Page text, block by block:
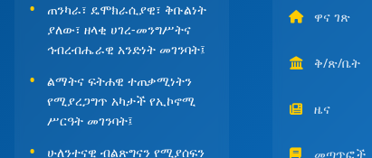
ጠንካራ፣ ዴሞክራሲያዊ፣ ቅቡልነት
ያለው፣ ዘላቂ ሀገረ-መንግሥትና
ኅብረብሔራዊ አንድነት መገንባት፤
ልማትና ፍትሐዊ ተጠቃሚነትን
የሚያረጋግጥ አካታች የኢኮኖሚ
ሥርዓት መገንባት፤
ሁለንተናዊ ብልጽግናን የሚያሰፍን
ዋና ገጽ
ቅ/ጽ/ቤት
ዜና
መጣጥፎች